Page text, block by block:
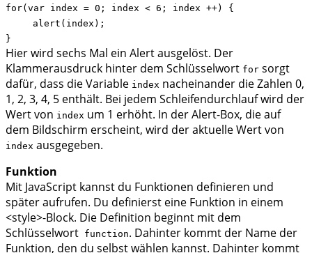
for(var index = 0; index < 6; index ++) {
alert(index);
}
Hier wird sechs Mal ein Alert ausgelöst. Der
Klammerausdruck hinter dem Schlüsselwort for sorgt
dafür, dass die Variable index nacheinander die Zahlen 0,
1, 2, 3, 4, 5 enthält. Bei jedem Schleifendurchlauf wird der
Wert von index um 1 erhöht. In der Alert-Box, die auf
dem Bildschirm erscheint, wird der aktuelle Wert von
index ausgegeben.
Funktion
Mit JavaScript kannst du Funktionen definieren und
später aufrufen. Du definierst eine Funktion in einem
<style>-Block. Die Definition beginnt mit dem
Schlüsselwort function. Dahinter kommt der Name der
Funktion, den du selbst wählen kannst. Dahinter kommt